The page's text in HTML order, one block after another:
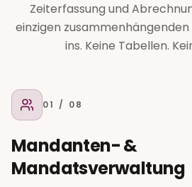
Zeiterfassung und
einzigen zusammenhängenden
ins. Keine Tabellen.
01 / 08
Mandanten- &
Mandatsverwaltung